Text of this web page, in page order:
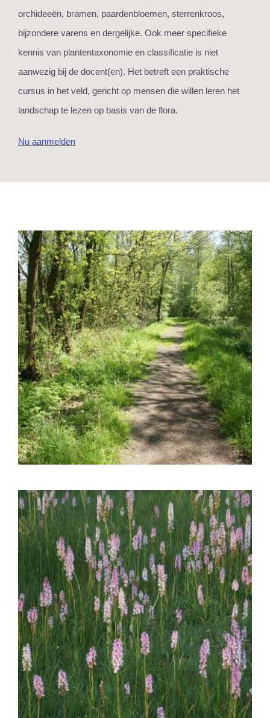
orchideeën, bramen, paardenbloemen, sterrenkroos,
bijzondere varens en dergelijke. Ook meer specifieke
kennis van plantentaxonomie en classificatie is niet
aanwezig bij de docent(en). Het betreft een praktische
cursus in het veld, gericht op mensen die willen leren het
landschap te lezen op basis van de flora.
Nu aanmelden